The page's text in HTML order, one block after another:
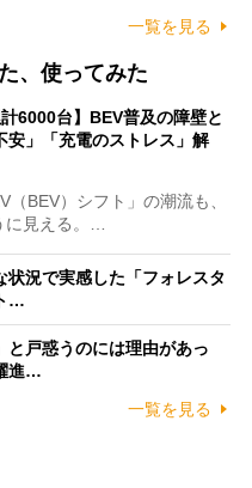
一覧を見る
、使ってみた
計6000台】BEV普及の障壁と
安」「充電のストレス」解
BEV）シフト」の潮流も、
に見える。…
状況で実感した「フォレスタ
…
と戸惑うのには理由があっ
進…
一覧を見る